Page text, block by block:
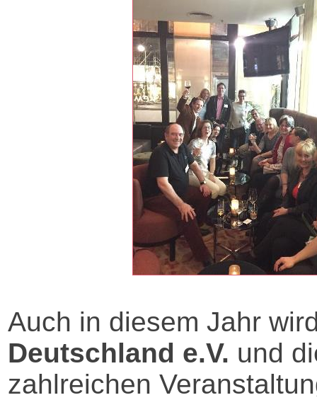
Auch in diesem Jahr
Deutschland e.V. und
zahlreichen